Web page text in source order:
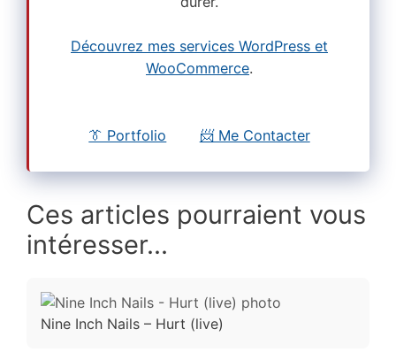
Découvrez mes services WordPress et
WooCommerce.
👔 Portfolio 📨 Me Contacter
Ces articles pourraient vous
intéresser...
Nine Inch Nails – Hurt (live)